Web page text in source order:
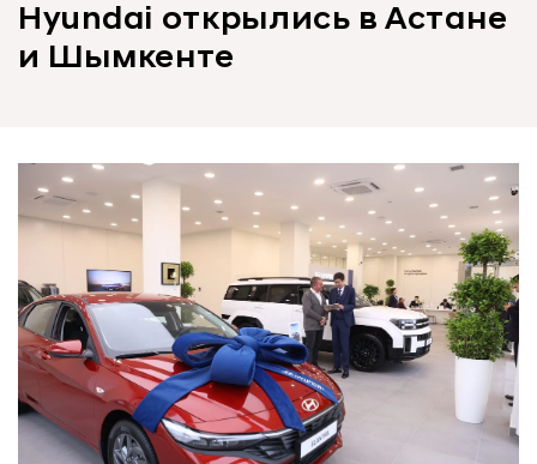
Hyundai открылись в Астане
и Шымкенте